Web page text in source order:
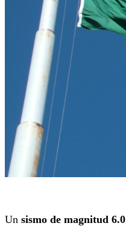
Un sismo de magnitud 6.0